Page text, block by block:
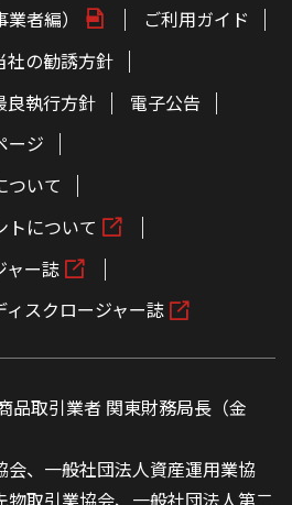
者編）
ご利用ガイド
社の勧誘方針
良執行方針
電子公告
ージ
ついて
トについて
ャー誌
スクロージャー誌
品取引業者 関東財務局長（金
、一般社団法人資産運用業協
取引業協会、一般社団法人第二